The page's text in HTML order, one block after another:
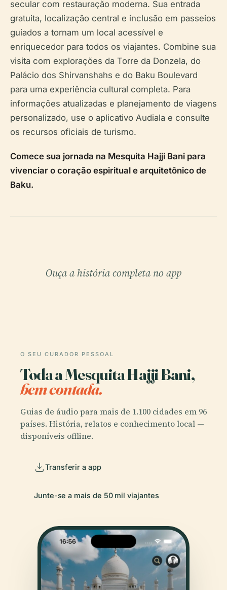
secular com restauração moderna. Sua entrada
gratuita, localização central e inclusão em passeios
guiados a tornam um local acessível e
enriquecedor para todos os viajantes. Combine sua
visita com explorações da Torre da Donzela, do
Palácio dos Shirvanshahs e do Baku Boulevard
para uma experiência cultural completa. Para
informações atualizadas e planejamento de viagens
personalizado, use o aplicativo Audiala e consulte
os recursos oficiais de turismo.
Comece sua jornada na Mesquita Hajji Bani para
vivenciar o coração espiritual e arquitetônico de
Baku.
Ouça a história completa no app
O SEU CURADOR PESSOAL
Toda a Mesquita Hajji Bani,
bem contada.
Guias de áudio para mais de 1.100 cidades em 96
países. História, relatos e conhecimento local —
disponíveis offline.
Transferir a app
Junte-se a mais de 50 mil viajantes